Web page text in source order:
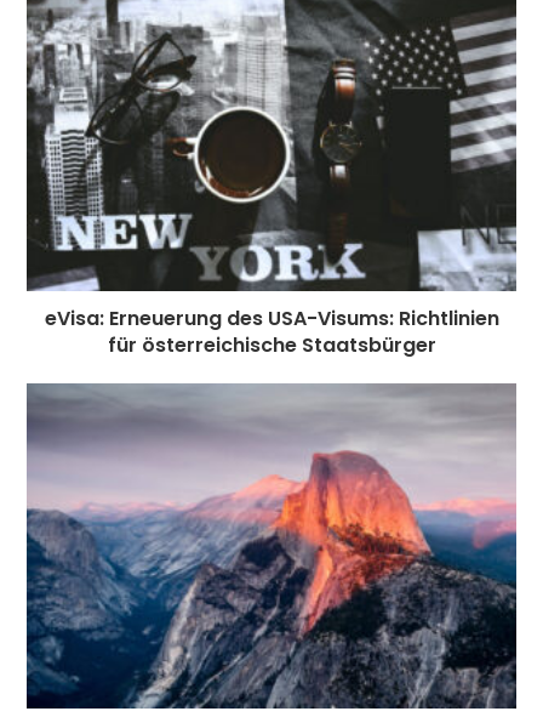
eVisa: Erneuerung des USA-Visums: Richtlinien
für österreichische Staatsbürger